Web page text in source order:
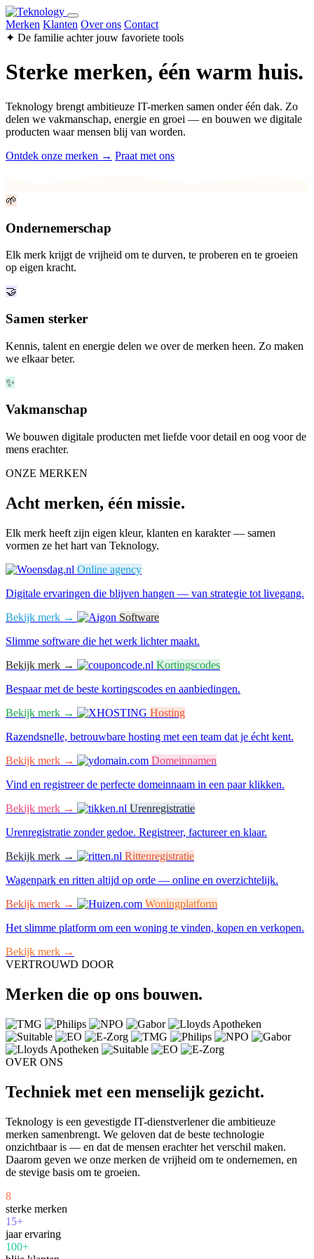
Merken Klanten Over ons Contact
✦ De familie achter jouw favoriete tools
Sterke merken, één warm huis.
Teknology brengt ambitieuze IT-merken samen onder één dak. Zo
delen we vakmanschap, energie en groei — en bouwen we digitale
producten waar mensen blij van worden.
Ontdek onze merken → Praat met ons
🌱
Ondernemerschap
Elk merk krijgt de vrijheid om te durven, te proberen en te groeien
op eigen kracht.
🤝
Samen sterker
Kennis, talent en energie delen we over de merken heen. Zo maken
we elkaar beter.
✨
Vakmanschap
We bouwen digitale producten met liefde voor detail en oog voor de
mens erachter.
ONZE MERKEN
Acht merken, één missie.
Elk merk heeft zijn eigen kleur, klanten en karakter — samen
vormen ze het hart van Teknology.
Online agency
Digitale ervaringen die blijven hangen — van strategie tot livegang.
Bekijk merk →
Software
Slimme software die het werk lichter maakt.
Bekijk merk →
Kortingscodes
Bespaar met de beste kortingscodes en aanbiedingen.
Bekijk merk →
Hosting
Razendsnelle, betrouwbare hosting met een team dat je écht kent.
Bekijk merk →
Domeinnamen
Vind en registreer de perfecte domeinnaam in een paar klikken.
Bekijk merk →
Urenregistratie
Urenregistratie zonder gedoe. Registreer, factureer en klaar.
Bekijk merk →
Rittenregistratie
Wagenpark en ritten altijd op orde — online en overzichtelijk.
Bekijk merk →
Woningplatform
Het slimme platform om een woning te vinden, kopen en verkopen.
Bekijk merk →
VERTROUWD DOOR
Merken die op ons bouwen.
OVER ONS
Techniek met een menselijk gezicht.
Teknology is een gevestigde IT-dienstverlener die ambitieuze
merken samenbrengt. We geloven dat de beste technologie
onzichtbaar is — en dat de mensen erachter het verschil maken.
Daarom geven we onze merken de vrijheid om te ondernemen, en
de stevige basis om te groeien.
8
sterke merken
15+
jaar ervaring
100+